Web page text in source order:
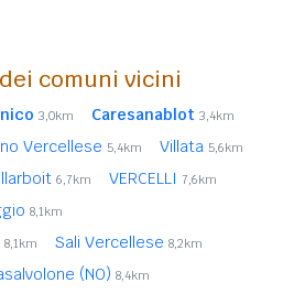
comuni vicini
3,0km Caresanablot 3,4km
Vercellese 5,4km Villata 5,6km
6,7km VERCELLI 7,6km
8,1km
8,1km Sali Vercellese 8,2km
(NO) 8,4km